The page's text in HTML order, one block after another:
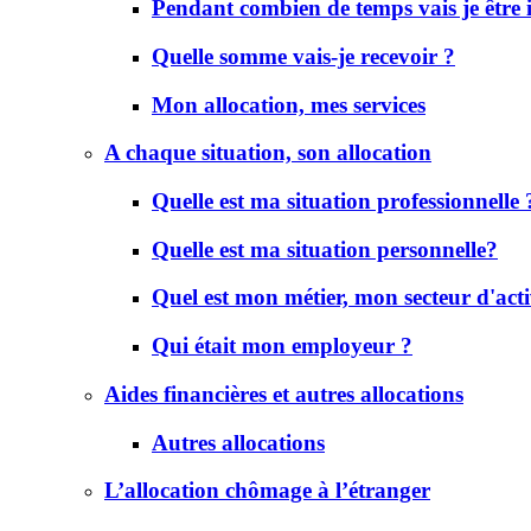
Pendant combien de temps vais je être
Quelle somme vais-je recevoir ?
Mon allocation, mes services
A chaque situation, son allocation
Quelle est ma situation professionnelle
Quelle est ma situation personnelle?
Quel est mon métier, mon secteur
Qui était mon employeur ?
Aides financières et autres allocations
Autres allocations
L’allocation chômage à l’étranger